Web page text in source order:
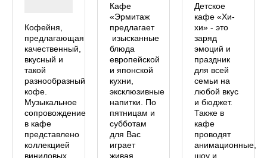
Кофейня,
предлагающая
качественный,
вкусный и
такой
разнообразный
кофе.
Музыкальное
сопровождение
в кафе
представлено
коллекцией
виниловых
Кафе
«Эрмитаж
предлагает
изысканные
блюда
европейской
и японской
кухни,
эксклюзивные
напитки. По
пятницам и
субботам
для Вас
играет
живая
Детское
кафе «Хи-
хи» - это
заряд
эмоций и
праздник
для всей
семьи на
любой вкус
и бюджет.
Также в
кафе
проводят
анимационные,
шоу и